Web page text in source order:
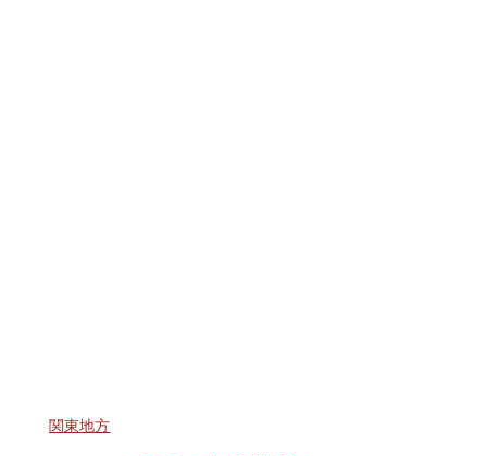
関東地方